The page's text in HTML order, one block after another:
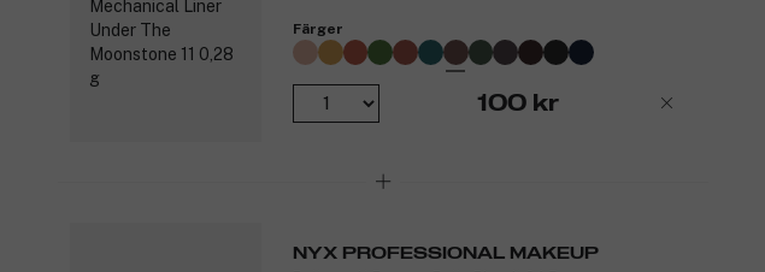
Färger
100 kr
NYX PROFESSIONAL MAKEUP